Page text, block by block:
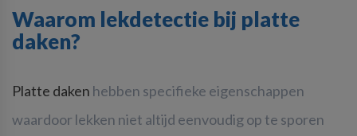
Waarom lekdetectie bij platte
daken?
Platte daken hebben specifieke eigenschappen
waardoor lekken niet altijd eenvoudig op te sporen